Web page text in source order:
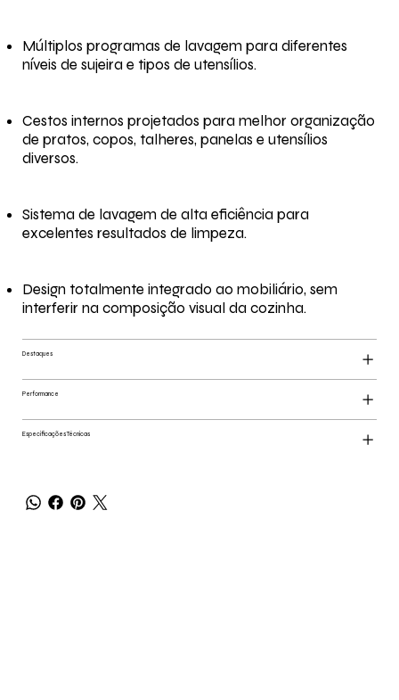
Múltiplos programas de lavagem para diferentes
níveis de sujeira e tipos de utensílios.
Cestos internos projetados para melhor organização
de pratos, copos, talheres, panelas e utensílios
diversos.
Sistema de lavagem de alta eficiência para
excelentes resultados de limpeza.
Design totalmente integrado ao mobiliário, sem
interferir na composição visual da cozinha.
Destaques
Performance
Especificações Técnicas